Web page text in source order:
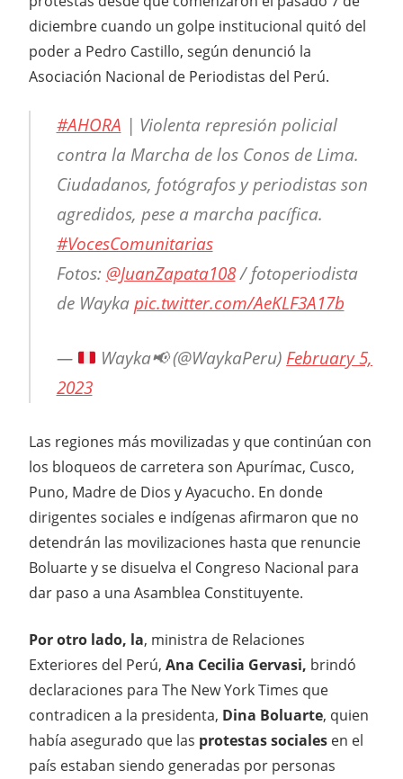
diciembre cuando un golpe institucional quitó del
poder a Pedro Castillo, según denunció la
Asociación Nacional de Periodistas del Perú.
#AHORA | Violenta represión policial
contra la Marcha de los Conos de Lima.
Ciudadanos, fotógrafos y periodistas son
agredidos, pese a marcha pacífica.
#VocesComunitarias
Fotos: @JuanZapata108/ fotoperiodista
de Waykapic.twitter.com/AeKLF3A17b
— Wayka📢(@WaykaPeru) February 5,
2023
Las regiones más movilizadas y que continúan con
los bloqueos de carretera son Apurímac, Cusco,
Puno, Madre de Dios y Ayacucho. En donde
dirigentes sociales e indígenas afirmaron que no
detendrán las movilizaciones hasta que renuncie
Boluarte y se disuelva el Congreso Nacional para
dar paso a una Asamblea Constituyente.
Por otro lado, la, ministra de Relaciones
Exteriores del Perú, Ana Cecilia Gervasi, brindó
declaraciones para The New York Times que
contradicen a la presidenta, Dina Boluarte, quien
había asegurado que las protestas sociales en el
país estaban siendo generadas por personas